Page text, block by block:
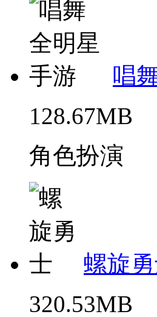
唱
128.67MB
角色扮演
螺旋
320.53MB